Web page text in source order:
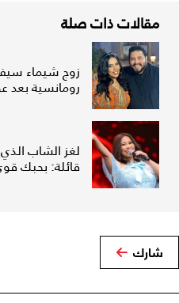
مقالات ذات صلة
زوج شيماء
رومانسية بعد
لغز الشاب
قائلة: بحبك
شارك